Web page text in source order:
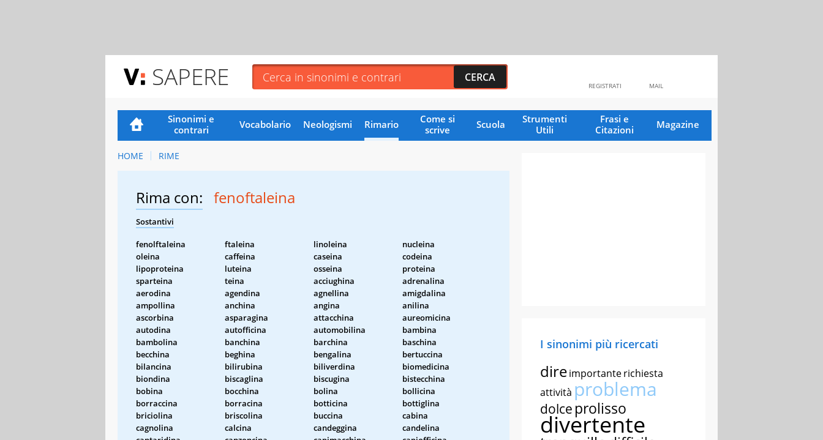
SAPERE MAIL
REGISTRATI
Sinonimi e
contrari
Vocabolario Neologismi Rimario
Come si
scrive
Scuola
Strumenti
Utili
Frasi e
Citazioni
Magazine
HOME RIME
Rima con: fenoftaleina
Sostantivi
fenolftaleina ftaleina linoleina
nucleina
oleina
caffeina caseina
codeina
lipoproteina
luteina osseina
proteina
sparteina
teina acciughina
adrenalina
aerodina
agendina agnellina
amigdalina
ampollina
anchina angina
anilina
ascorbina
asparagina attacchina
aureomicina
autodina
autofficina automobilina
bambina
bambolina
banchina barchina
baschina
becchina
beghina bengalina
bertuccina
bilancina
bilirubina biliverdina
biomedicina
biondina
biscaglina biscugina
bistecchina
bobina
bocchina bolina
bollicina
borraccina
borracina botticina
bottiglina
briciolina
briscolina buccina
cabina
cagnolina
calcina candeggina
candelina
I sinonimi più ricercati
direimportanterichiesta
attività problema
dolce prolisso
divertente